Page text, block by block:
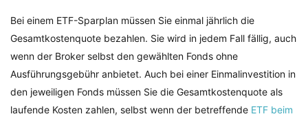
Bei einem ETF-Sparplan müssen Sie einmal jährlich die
Gesamtkostenquote bezahlen. Sie wird in jedem Fall fällig, auch
wenn der Broker selbst den gewählten Fonds ohne
Ausführungsgebühr anbietet. Auch bei einer Einmalinvestition in
den jeweiligen Fonds müssen Sie die Gesamtkostenquote als
laufende Kosten zahlen, selbst wenn der betreffende ETF beim